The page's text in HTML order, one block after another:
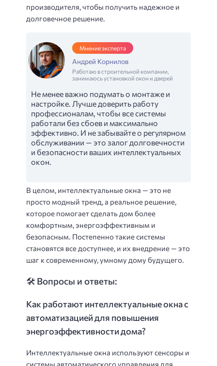
производителя, чтобы получить надежное и
долговечное решение.
Мнение эксперта
Андрей Корнилов
Работаю в строительной компании,
занимаюсь установкой окон и дверей
Не менее важно подумать о монтаже и
настройке. Лучше доверить работу
профессионалам, чтобы все системы
работали без сбоев и максимально
эффективно. И не забывайте о регулярном
обслуживании — это залог долговечности
и безопасности ваших интеллектуальных
окон.
В целом, интеллектуальные окна — это не
просто модный тренд, а реальное решение,
которое помогает сделать дом более
комфортным, энергоэффективным и
безопасным. Постепенно такие системы
становятся все доступнее, и их внедрение — это
шаг к современному, умному дому будущего.
🛠️ Вопросы и ответы:
Как работают интеллектуальные окна с
автоматизацией для повышения
энергоэффективности дома?
Интеллектуальные окна используют сенсоры и
системы автоматического управления для